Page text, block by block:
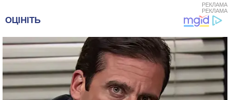
РЕКЛАМА
РЕКЛАМА